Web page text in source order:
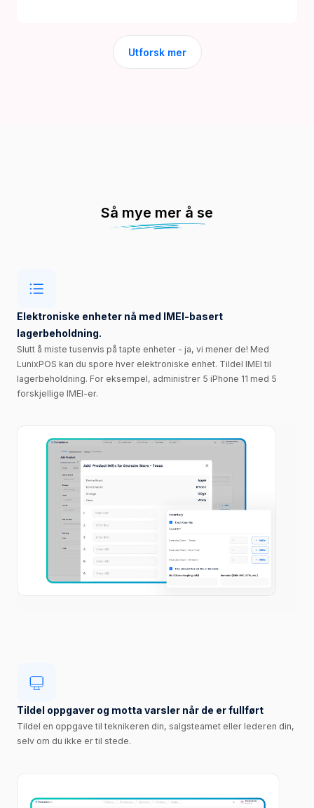
Utforsk mer
Så mye mer å se
Elektroniske enheter nå med IMEI-basert
lagerbeholdning.
Slutt å miste tusenvis på tapte enheter - ja, vi mener de! Med
LunixPOS kan du spore hver elektroniske enhet. Tildel IMEI til
lagerbeholdning. For eksempel, administrer 5 iPhone 11 med 5
forskjellige IMEI-er.
Tildel oppgaver og motta varsler når de er fullført
Tildel en oppgave til teknikeren din, salgsteamet eller lederen din,
selv om du ikke er til stede.